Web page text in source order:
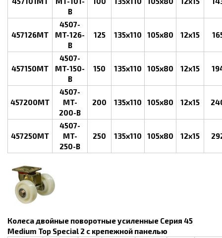
B
457126MT
4507-
MT-126-
B
125 135x110 105x80 12x15
457150MT
4507-
MT-150-
B
150 135x110 105x80 12x15
457200MT
4507-
MT-
200-B
200 135x110 105x80 12x15
457250MT
4507-
MT-
250-B
250 135x110 105x80 12x15
Колеса двойные поворотные усиленные Серия 45
Medium Top Special 2 с крепежной панелью